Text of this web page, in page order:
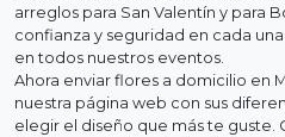
arreglos para San Valentín y para
confianza y seguridad en cada
en todos nuestros eventos.
Ahora enviar flores a domicilio en
nuestra página web con sus
elegir el diseño que más te guste.